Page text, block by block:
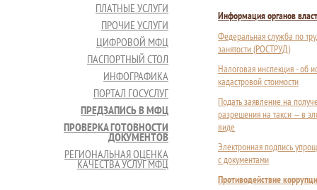
ПЛАТНЫЕ УСЛУГИ
ПРОЧИЕ УСЛУГИ
ЦИФРОВОЙ МФЦ
ПАСПОРТНЫЙ СТОЛ
ИНФОГРАФИКА
ПОРТАЛ ГОСУСЛУГ
ПРЕДЗАПИСЬ В МФЦ
ПРОВЕРКА ГОТОВНОСТИ
ДОКУМЕНТОВ
РЕГИОНАЛЬНАЯ ОЦЕНКА
КАЧЕСТВА УСЛУГ МФЦ
Информация органов
Федеральная служба по
занятости (РОСТРУД)
Налоговая инспекция - об
кадастровой стоимости
Подать заявление на
разрешения на такси — в
виде
Электронная подпись
с документами
Противодействие